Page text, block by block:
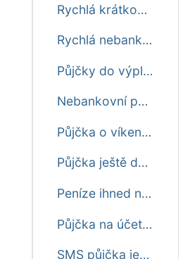
Rychlá krátkodobá půjčka před výplatou ještě dnes
Rychlá nebankovní půjčka ještě dnes
Půjčky do výplaty ještě dnes první zdarma
Nebankovní půjčka ihned na účet ještě dnes
Půjčka o víkendu ještě dnes ihned na účet
Půjčka ještě dnes online ihned na účet
Peníze ihned na účet ještě dnes
Půjčka na účet do výplaty ještě dnes
SMS půjčka ještě dnes ihned